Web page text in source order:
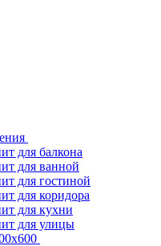
для балкона
для ванной
для гостиной
для коридора
для кухни
для улицы